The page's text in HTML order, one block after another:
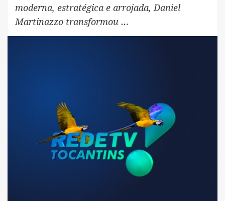
moderna, estratégica e arrojada, Daniel
Martinazzo transformou …